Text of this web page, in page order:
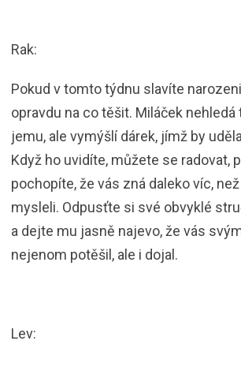
Rak:
Pokud v tomto týdnu slavíte
opravdu na co těšit. Miláček nehledá
jemu, ale vymýšlí dárek, jímž by
Když ho uvidíte, můžete se radovat,
pochopíte, že vás zná daleko víc,
mysleli. Odpusťte si své obvyklé
a dejte mu jasně najevo, že vás
nejenom potěšil, ale i dojal.
Lev: